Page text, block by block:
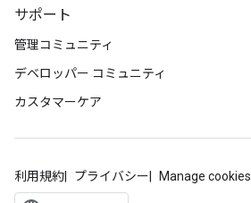
サポート
管理コミュニティ
デベロッパー コミュニティ
カスタマーケア
利用規約 プライバシー Manage cookies